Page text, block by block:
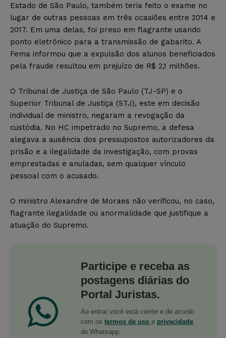
Estado de São Paulo, também teria feito o exame no
lugar de outras pessoas em três ocasiões entre 2014 e
2017. Em uma delas, foi preso em flagrante usando
ponto eletrônico para a transmissão de gabarito. A
Fema informou que a expulsão dos alunos beneficiados
pela fraude resultou em prejuízo de R$ 2,1 milhões.
O Tribunal de Justiça de São Paulo (TJ-SP) e o
Superior Tribunal de Justiça (STJ), este em decisão
individual de ministro, negaram a revogação da
custódia. No HC impetrado no Supremo, a defesa
alegava a ausência dos pressupostos autorizadores da
prisão e a ilegalidade da investigação, com provas
emprestadas e anuladas, sem qualquer vínculo
pessoal com o acusado.
O ministro Alexandre de Moraes não verificou, no caso,
flagrante ilegalidade ou anormalidade que justifique a
atuação do Supremo.
Participe e receba as
postagens diárias do
Portal Juristas.
Ao entrar você está ciente e de acordo
com os termos de uso e privacidade
do Whatsapp.